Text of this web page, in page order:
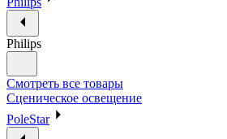
Philips
Смотреть все товары
Сценическое освещение
PoleStar